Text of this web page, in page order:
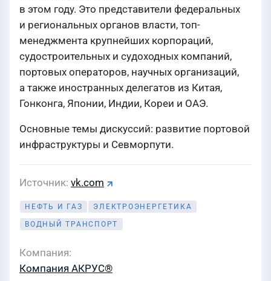
в этом году. Это представители федеральных
и региональных органов власти, топ-
менеджмента крупнейших корпораций,
судостроительных и судоходных компаний,
портовых операторов, научных организаций,
а также иностранных делегатов из Китая,
Гонконга, Японии, Индии, Кореи и ОАЭ.
Основные темы дискуссий: развитие портовой
инфраструктуры и Севморпути.
Источник vk.com
НЕФТЬ И ГАЗ ЭЛЕКТРОЭНЕРГЕТИКА
ВОДНЫЙ ТРАНСПОРТ
Компания
Компания АКРУС®